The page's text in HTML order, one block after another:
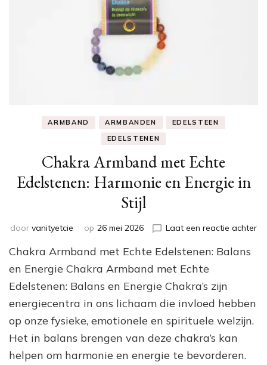
ARMBAND ARMBANDEN
EDELSTEEN
EDELSTENEN
Chakra Armband met Echte
Edelstenen: Harmonie en Energie in
Stijl
door vanityetcie op 26 mei 2026 Laat een reactie achterop
Chakra Armband met Echte Edelstenen: Balans
en Energie Chakra Armband met Echte
Edelstenen: Balans en Energie Chakra’s zijn
energiecentra in ons lichaam die invloed hebben
op onze fysieke, emotionele en spirituele welzijn.
Het in balans brengen van deze chakra’s kan
helpen om harmonie en energie te bevorderen.